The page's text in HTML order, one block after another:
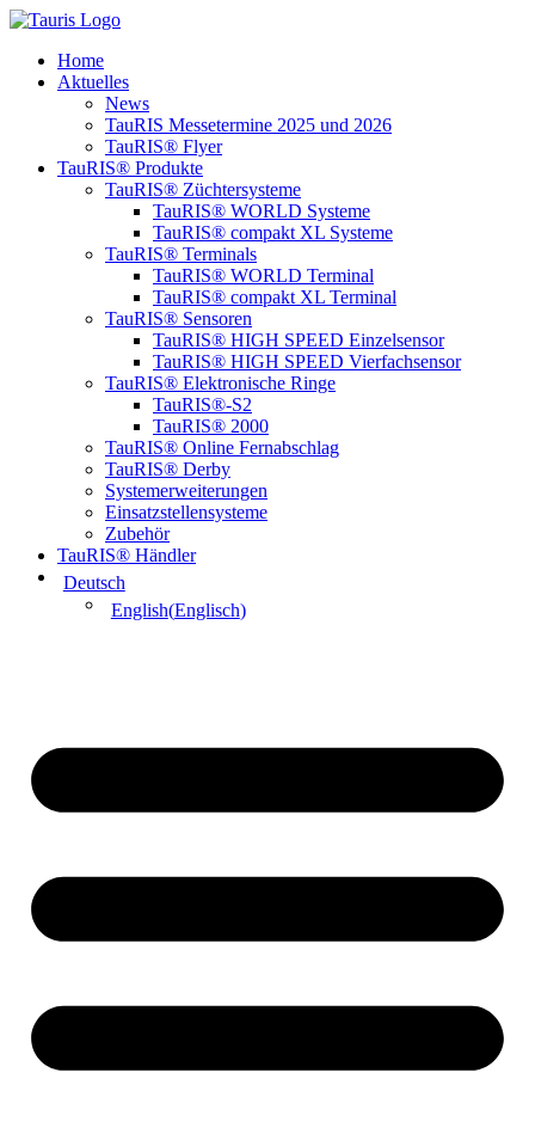
Inhalt
springen
Home
Aktuelles
News
TauRIS Messetermine 2025 und 2026
TauRIS® Flyer
TauRIS® Produkte
TauRIS® Züchtersysteme
TauRIS® WORLD Systeme
TauRIS® compakt XL Systeme
TauRIS® Terminals
TauRIS® WORLD Terminal
TauRIS® compakt XL Terminal
TauRIS® Sensoren
TauRIS® HIGH SPEED Einzelsensor
TauRIS® HIGH SPEED Vierfachsensor
TauRIS® Elektronische Ringe
TauRIS®-S2
TauRIS® 2000
TauRIS® Online Fernabschlag
TauRIS® Derby
Systemerweiterungen
Einsatzstellensysteme
Zubehör
TauRIS® Händler
Deutsch
English(Englisch)